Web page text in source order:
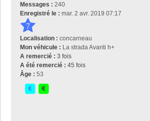
Messages : 240
Enregistré le : mar. 2 avr. 2019 07:17
7
Localisation : concarneau
Mon véhicule : La strada Avanti h+
A remercié : 3 fois
A été remercié : 45 fois
Âge : 53